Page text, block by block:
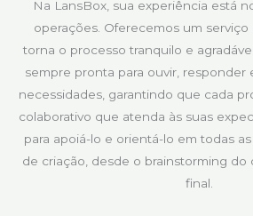
Na LansBox, sua experiência está
operações. Oferecemos um
torna o processo tranquilo e
sempre pronta para ouvir, responder
necessidades, garantindo que cada
colaborativo que atenda às suas
para apoiá-lo e orientá-lo em todas
de criação, desde o brainstorming do
final.